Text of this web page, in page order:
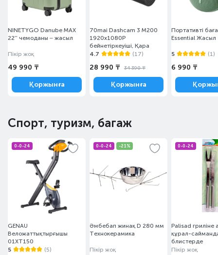
NINETYGO Danube MAX
22'' чемоданы – жасыл
Пікір жоқ
49 990 ₸
Қоржынға
70mai Dashcam 3 M200
1920х1080P
бейнетіркеуіші, Қара
4.7
(17)
28 990 ₸ 34 390 ₸
Қоржынға
Портативті
Essential Жасыл
5 (1)
6 990 ₸
Спорт, туризм, багаж
0-0-24
GENAU
Веложаттықтырғышы
01XT150
5
(5)
0-0-24 -21%
Әмбебап жинақ D 280 мм
Технокерамика
Пікір жоқ
0-0-24
Palisad гриліне
құрал-
блистерде
Пікір жоқ